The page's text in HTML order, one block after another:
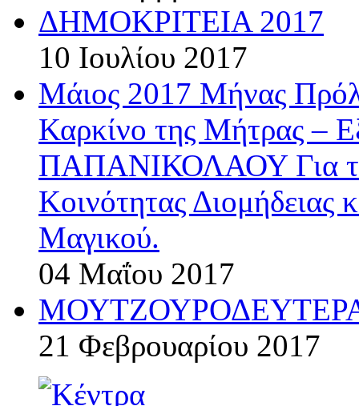
ΔΗΜΟΚΡΙΤΕΙΑ 2017
10 Ιουλίου 2017
Μάιος 2017 Μήνας
Καρκίνο της Μήτρας –
ΠΑΠΑΝΙΚΟΛΑΟΥ Για
Κοινότητας Διομήδειας
Μαγικού.
04 Μαΐου 2017
21 Φεβρουαρίου 2017